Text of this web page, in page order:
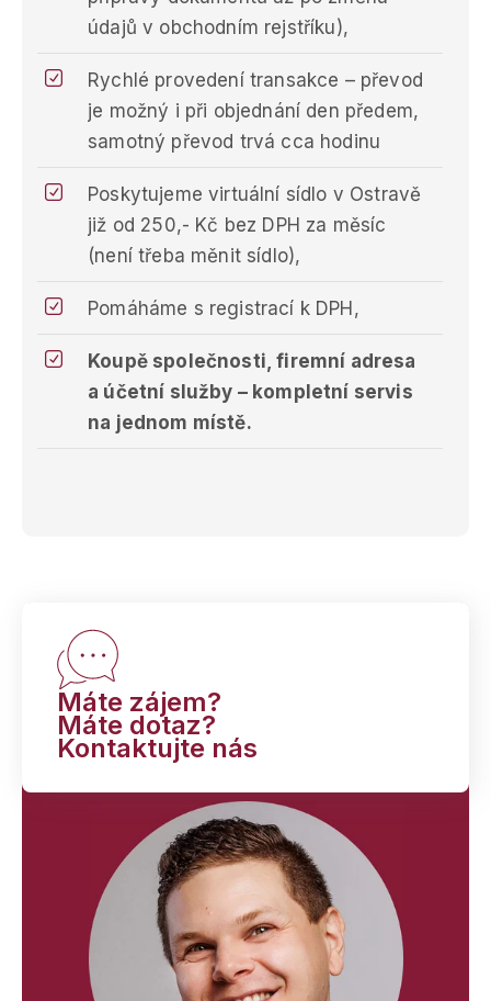
údajů v obchodním rejstříku),
Rychlé provedení transakce – převod
je možný i při objednání den předem,
samotný převod trvá cca hodinu
Poskytujeme virtuální sídlo v Ostravě
již od 250,- Kč bez DPH za měsíc
(není třeba měnit sídlo),
Pomáháme s registrací k DPH,
Koupě společnosti, firemní adresa
a účetní služby – kompletní servis
na jednom místě.
Máte zájem?
Máte dotaz?
Kontaktujte nás